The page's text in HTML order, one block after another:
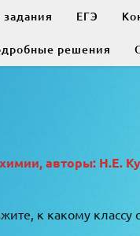
ЕГЭ
решения
авторы: Н.Е.
к какому классу